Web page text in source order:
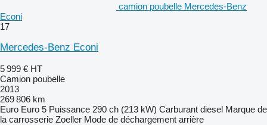
camion poubelle Mercedes-Benz
Econi
17
Mercedes-Benz Econi
5 999 € HT
Camion poubelle
2013
269 806 km
Euro Euro 5 Puissance 290 ch (213 kW) Carburant diesel Marque de
la carrosserie Zoeller Mode de déchargement arrière